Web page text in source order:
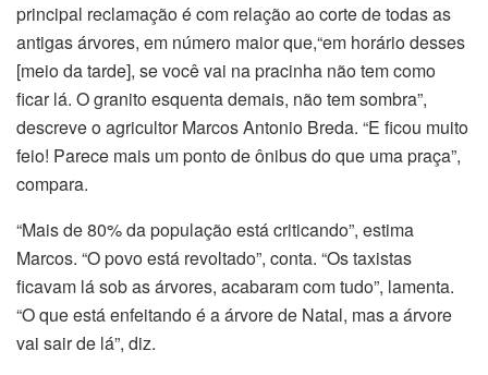
principal reclamação é com relação ao corte de todas as
antigas árvores, em número maior que,“em horário desses
[meio da tarde], se você vai na pracinha não tem como
ficar lá. O granito esquenta demais, não tem sombra”,
descreve o agricultor Marcos Antonio Breda. “E ficou muito
feio! Parece mais um ponto de ônibus do que uma praça”,
compara.
“Mais de 80% da população está criticando”, estima
Marcos. “O povo está revoltado”, conta. “Os taxistas
ficavam lá sob as árvores, acabaram com tudo”, lamenta.
“O que está enfeitando é a árvore de Natal, mas a árvore
vai sair de lá”, diz.